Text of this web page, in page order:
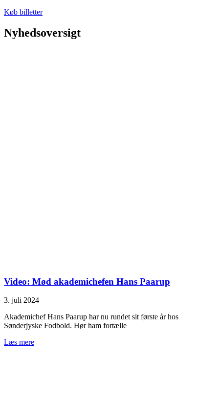
Køb billetter
Nyhedsoversigt
Video: Mød akademichefen Hans Paarup
3. juli 2024
Akademichef Hans Paarup har nu rundet sit første år hos
Sønderjyske Fodbold. Hør ham fortælle
Læs mere